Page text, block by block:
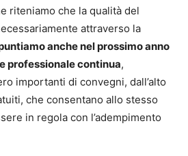
riteniamo che la qualità del
attraverso la
anche nel prossimo anno
professionale continua,
importanti di convegni, dall’alto
che consentano allo stesso
in regola con l’adempimento